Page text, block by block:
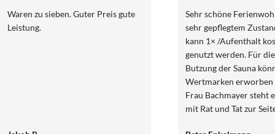
Waren zu sieben. Guter Preis gute
Leistung.
Sehr schöne
sehr gepflegtem
kann 1× /Aufenthalt
genutzt werden. Für
Butzung der Sauna
Wertmarken erworben
Frau Bachmayer steht
mit Rat und Tat zur